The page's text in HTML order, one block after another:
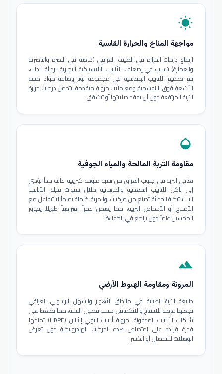
wb_sunny
مواجهة المناخ والحرارة القاسية
ارتفاع درجات الحرارة في الصيف العراقي (خاصة في البصرة والناصرية
والعمارة) يتسبب في إضعاف الأنابيب البلاستيكية التجارية الرديئة. لذلك،
يتم تصميم الأنابيب الهندسية في مجموعة بوير بإضافة مواد مثبتة
للأشعة فوق البنفسجية ومعاملات مرونة متقدمة لتتحمل درجات حرارة
التربة المرتفعة دون أن تفقد صلابتها أو تتشقق.
opacity
مقاومة التربة المالحة والمياه الجوفية
تعاني التربة في جنوب العراق من نسبة ملوحة كبريتية عالية جداً تؤدي
إلى تآكل الأنابيب المعدنية والخرسانية خلال سنوات قليلة. الأنابيب
البلاستيكية الحديثة تصنع من مركبات بوليمرية خاملة تماماً لا تتفاعل مع
الأملاح أو الأحماض التربية، مما يضمن عمراً افتراضياً طويلاً يتجاوز
الخمسين عاماً دون تراجع في الكفاءة.
terrain
المرونة ومقاومة الهبوط الأرضي
طبيعة التربة الطينية في مناطق الأهوار والسهل الرسوبي العراقي
تجعلها عرضة للانتفاخ والانكماش حسب فصول السنة، مما يضغط على
شبكات الأنابيب المدفونة. مرونة أنابيب البولي إيثيلين (HDPE) تمنحها
قدرة فريدة على امتصاص هذه الحركات الهيدروليكية دون تعرض
الوصلات للانفصال أو الكسر.